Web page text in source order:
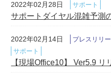
2022年02月28日 サポート
サポートダイヤル混雑予測
2022年02月14日 プレスリリ
サポート
【現場Office10】 Ver5.9 リ